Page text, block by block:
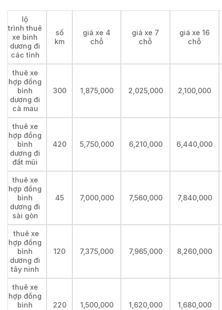
lộ
trình thuê
xe bình
dương đi
các tỉnh
số
km
giá xe 4
chỗ
giá xe 7
chỗ
giá xe 16
chỗ
thuê xe
hợp đồng
bình
dương đi
cà mau
300 1,875,000 2,025,000 2,100,000
thuê xe
hợp đồng
bình
dương đi
đất mũi
420 5,750,000 6,210,000 6,440,000
thuê xe
hợp đồng
bình
dương đi
sài gòn
45 7,000,000 7,560,000 7,840,000
thuê xe
hợp đồng
bình
dương đi
tây ninh
120 7,375,000 7,965,000 8,260,000
thuê xe
hợp đồng
bình
220 1,500,000 1,620,000 1,680,000